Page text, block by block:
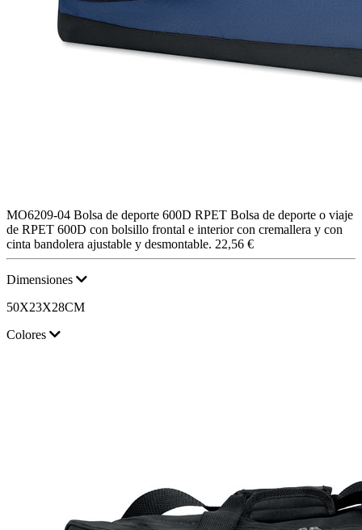
MO6209-04 Bolsa de deporte 600D RPET Bolsa de deporte o viaje
de RPET 600D con bolsillo frontal e interior con cremallera y con
cinta bandolera ajustable y desmontable. 22,56 €
Dimensiones
50X23X28CM
Colores